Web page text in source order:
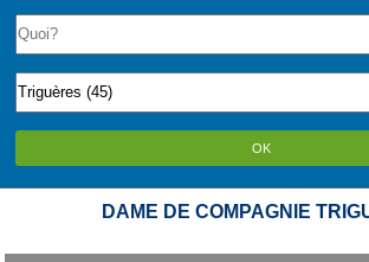
OK
DAME DE COMPAGNIE